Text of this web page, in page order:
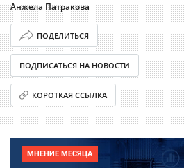
Анжела Патракова
ПОДЕЛИТЬСЯ
ПОДПИСАТЬСЯ НА НОВОСТИ
КОРОТКАЯ ССЫЛКА
МНЕНИЕ МЕСЯЦА